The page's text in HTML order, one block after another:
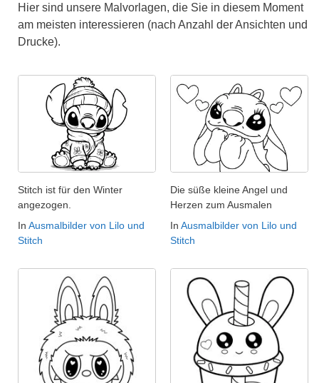
Hier sind unsere Malvorlagen, die Sie in diesem Moment
am meisten interessieren (nach Anzahl der Ansichten und
Drucke).
Stitch ist für den Winter
angezogen.
In Ausmalbilder von Lilo und
Stitch
Die süße kleine Angel und
Herzen zum Ausmalen
In Ausmalbilder von Lilo und
Stitch